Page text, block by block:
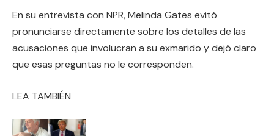
En su entrevista con NPR, Melinda Gates evitó
pronunciarse directamente sobre los detalles de las
acusaciones que involucran a su exmarido y dejó claro
que esas preguntas no le corresponden.
LEA TAMBIÉN